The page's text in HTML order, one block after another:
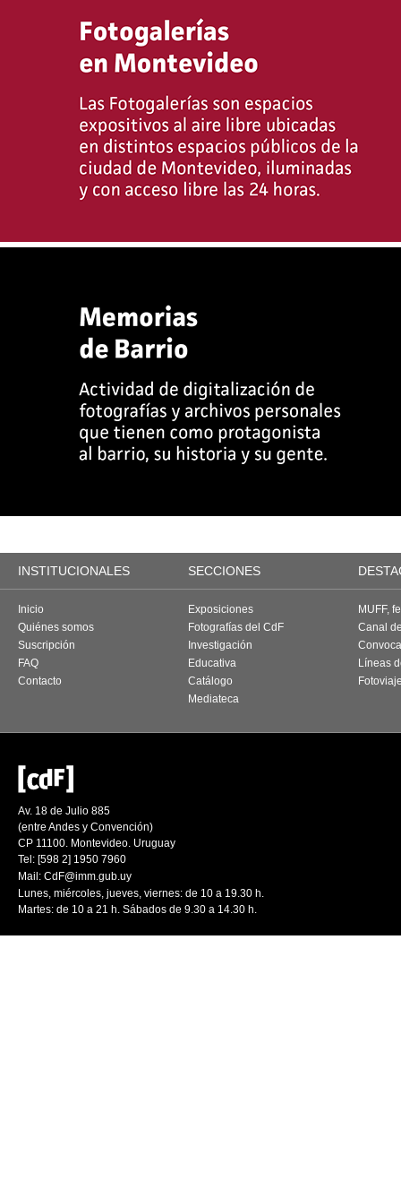
INSTITUCIONALES SECCIONES
Inicio
Quiénes somos
Suscripción
FAQ
Contacto
Exposiciones
Fotografías del CdF
Investigación
Educativa
Catálogo
Mediateca
MUFF,
Canal
Líneas
Av. 18 de Julio 885
(entre Andes y Convención)
CP 11100. Montevideo. Uruguay
Tel: [598 2] 1950 7960
Mail: CdF@imm.gub.uy
Lunes, miércoles, jueves, viernes: de 10 a 19.30 h.
Martes: de 10 a 21 h. Sábados de 9.30 a 14.30 h.